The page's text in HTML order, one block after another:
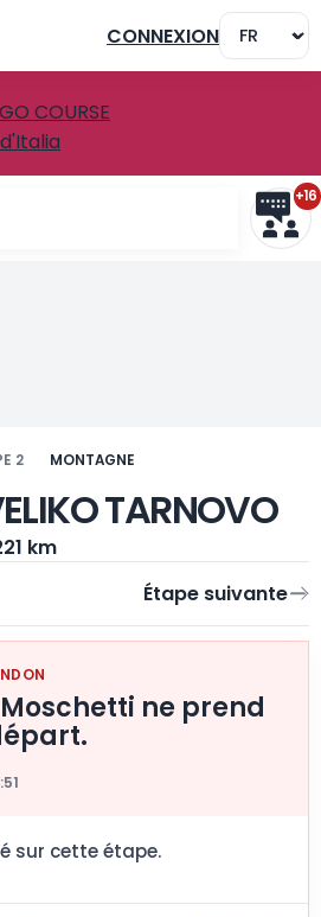
CONNEXION
+16
2 MONTAGNE
TARNOVO
km
Étape suivante
ne prend
sur cette étape.